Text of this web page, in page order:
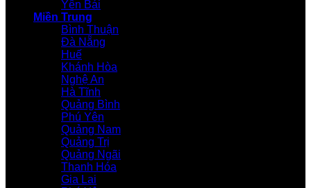
Yên Bái
Miền Trung
Bình Thuận
Đà Nẵng
Huế
Khánh Hòa
Nghệ An
Hà Tĩnh
Quảng Bình
Phú Yên
Quảng Nam
Quảng Trị
Quảng Ngãi
Thanh Hóa
Gia Lai